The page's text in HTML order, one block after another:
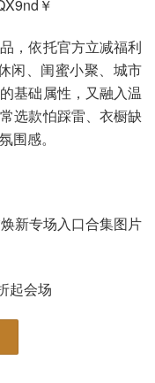
￥
，依托官方立减福利
闲、闺蜜小聚、城市
基础属性，又融入温
选款怕踩雷、衣橱缺
围感。
起会场